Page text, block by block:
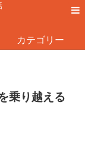
カテゴリー
乗り越える